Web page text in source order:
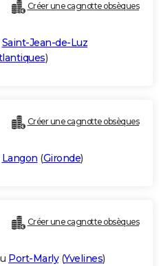
Créer une cagnotte obsèques
Saint-Jean-de-Luz
)
Créer une cagnotte obsèques
Langon (Gironde)
Créer une cagnotte obsèques
Port-Marly(Yvelines)